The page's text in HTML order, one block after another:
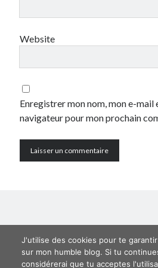
mai 2008
février 2008
janvier 2008
décembre 2007
novembre 2007
septembre 2007
août 2007
janvier 2007
novembre 2006
juin 2006
Website
Enregistrer mon nom, mon e-mail
navigateur pour mon prochain
J'utilise des cookies pour te
sur mon humble blog. Si tu
considérerai que tu acceptes